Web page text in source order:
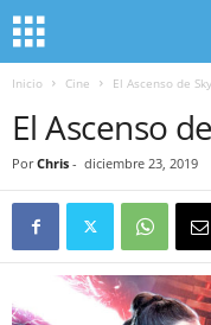
Inicio Cine El Ascenso de
El Ascenso
Por Chris - diciembre 23, 2019